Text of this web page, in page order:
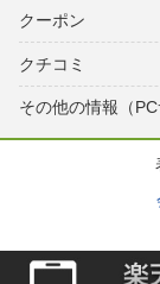
クーポン
クチコミ
その他の情報（PC